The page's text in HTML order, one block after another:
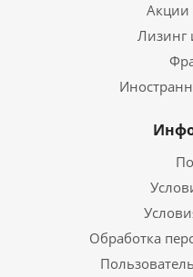
Акции
Лизинг
Обработка